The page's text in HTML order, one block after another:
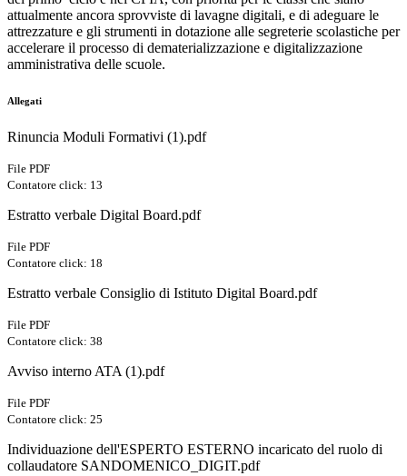
attualmente ancora sprovviste di lavagne digitali, e di adeguare le
attrezzature e gli strumenti in dotazione alle segreterie scolastiche per
accelerare il processo di dematerializzazione e digitalizzazione
amministrativa delle scuole.
Allegati
Rinuncia Moduli Formativi (1).pdf
File PDF
Contatore click: 13
Estratto verbale Digital Board.pdf
File PDF
Contatore click: 18
Estratto verbale Consiglio di Istituto Digital Board.pdf
File PDF
Contatore click: 38
Avviso interno ATA (1).pdf
File PDF
Contatore click: 25
Individuazione dell'ESPERTO ESTERNO incaricato del ruolo di
collaudatore SANDOMENICO_DIGIT.pdf